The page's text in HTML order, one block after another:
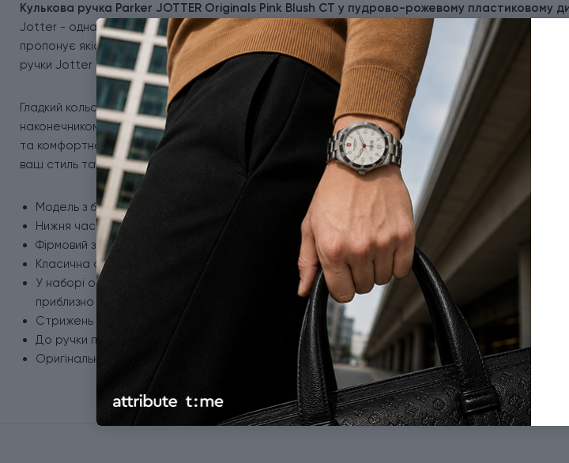
Кулькова ручка Parker JOTTER Originals Pink Blush CT у пудрово-рожевому пластиковому
Jotter - одна з найпопулярніших та впізнаваніших колекцій бренду, створена для
пропонує якісні ручки для тих, хто багато і часто пише. Без перебільшення це ручка-зірка,
ручки Jotter ви найчастіше побачите в руках кіношних героїв.
Гладкий кольоровий корпус із якісного пластику доповнено сталевим ковпачком та
наконечником, щоб захистити ручку від поломок. Jotter - це компактна та легка ручка для
та комфортного письма з безперебійними лініями. А палітра кольорів JOTTER Originals дозволяє
ваш стиль та настрій.
Модель з базового асортименту колекції JOTTER.
Нижня частина корпусу з глянцевого пластику + ковпачок із полірованої неіржавної сталі.
Фірмовий затискач у формі стріли з хромованим оздобленням.
Класична активація стрижня натисканням кнопки.
У наборі оригінальний кульковий стрижень QuinkFlow з синім чорнилом (запас чорнила
приблизно 3,5 км).
Стрижень у ручці змінний, тому ручку ви використовуватимете багато років.
До ручки підходять кулькові та гелеві стрижні Parker.
Оригінальна подарункова коробка з сертифікатом.